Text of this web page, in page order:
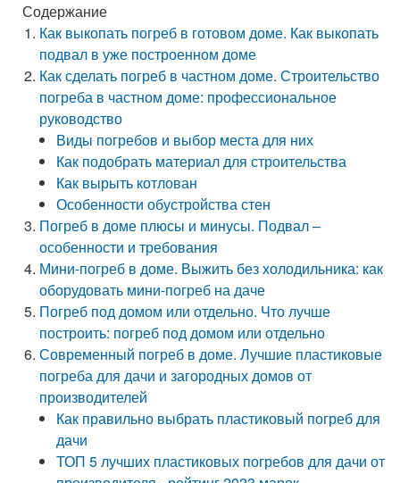
Содержание
Как выкопать погреб в готовом доме. Как выкопать
подвал в уже построенном доме
Как сделать погреб в частном доме. Строительство
погреба в частном доме: профессиональное
руководство
Виды погребов и выбор места для них
Как подобрать материал для строительства
Как вырыть котлован
Особенности обустройства стен
Погреб в доме плюсы и минусы. Подвал –
особенности и требования
Мини-погреб в доме. Выжить без холодильника: как
оборудовать мини-погреб на даче
Погреб под домом или отдельно. Что лучше
построить: погреб под домом или отдельно
Современный погреб в доме. Лучшие пластиковые
погреба для дачи и загородных домов от
производителей
Как правильно выбрать пластиковый погреб для
дачи
ТОП 5 лучших пластиковых погребов для дачи от